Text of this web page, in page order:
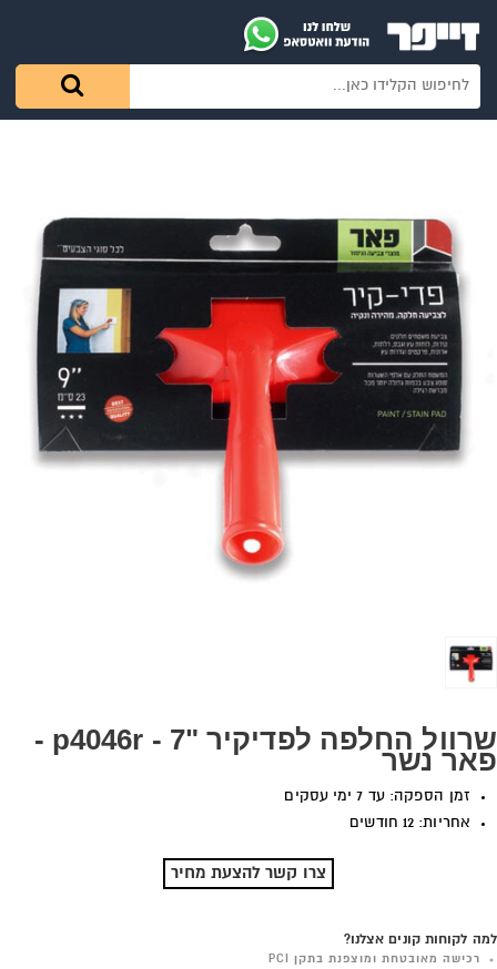
שרוול החלפה לפדיקיר "7 - p4046r -
פאר נשר
זמן הספקה: עד 7 ימי עסקים
אחריות: 12 חודשים
צרו קשר להצעת מחיר
למה לקוחות קונים אצלנו?
רכישה מאובטחת ומוצפנת בתקן PCI